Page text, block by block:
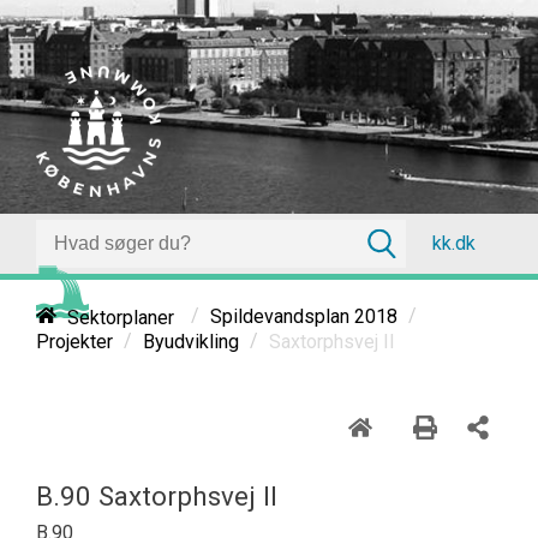
kk.dk
Sektorplaner / Spildevandsplan 2018 /
Projekter / Byudvikling / Saxtorphsvej II
B.90 Saxtorphsvej II
B.90